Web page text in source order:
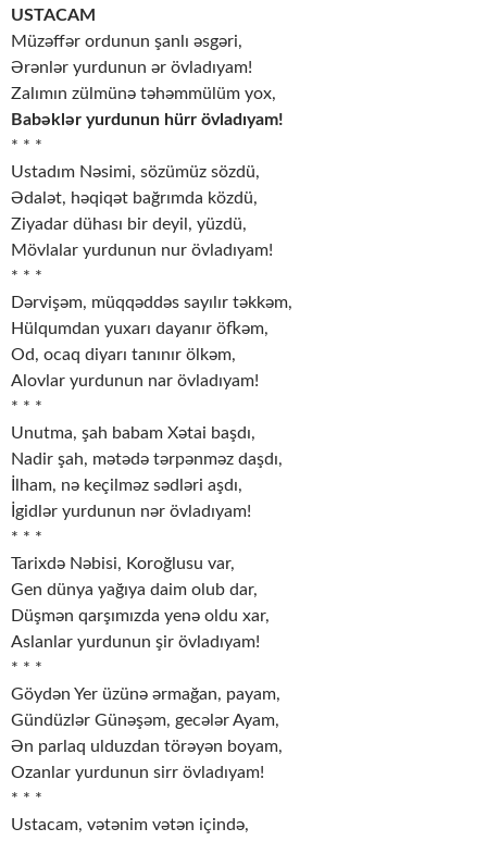
USTACAM
Müzəffər ordunun şanlı əsgəri,
Ərənlər yurdunun ər övladıyam!
Zalımın zülmünə təhəmmülüm yox,
Babəklər yurdunun hürr övladıyam!
* * *
Ustadım Nəsimi, sözümüz sözdü,
Ədalət, həqiqət bağrımda közdü,
Ziyadar dühası bir deyil, yüzdü,
Mövlalar yurdunun nur övladıyam!
* * *
Dərvişəm, müqqəddəs sayılır təkkəm,
Hülqumdan yuxarı dayanır öfkəm,
Od, ocaq diyarı tanınır ölkəm,
Alovlar yurdunun nar övladıyam!
* * *
Unutma, şah babam Xətai başdı,
Nadir şah, mətədə tərpənməz daşdı,
İlham, nə keçilməz sədləri aşdı,
İgidlər yurdunun nər övladıyam!
* * *
Tarixdə Nəbisi, Koroğlusu var,
Gen dünya yağıya daim olub dar,
Düşmən qarşımızda yenə oldu xar,
Aslanlar yurdunun şir övladıyam!
* * *
Göydən Yer üzünə ərmağan, payam,
Gündüzlər Günəşəm, gecələr Ayam,
Ən parlaq ulduzdan törəyən boyam,
Ozanlar yurdunun sirr övladıyam!
* * *
Ustacam, vətənim vətən içində,